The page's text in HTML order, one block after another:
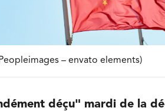
– envato elements)
déçu" mardi de la